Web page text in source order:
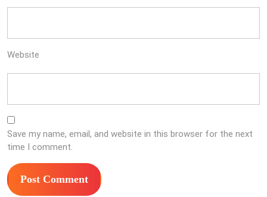
Website
Save my name, email, and website in this browser for the next
time I comment.